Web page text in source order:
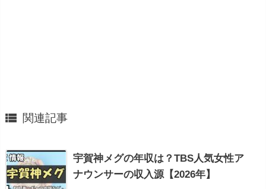
 関連記事
宇賀神メグの年収は？TBS人気女性ア
ナウンサーの収入源【2026年】